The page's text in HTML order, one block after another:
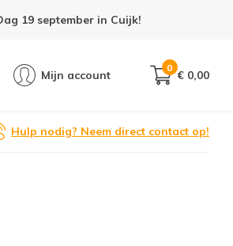
19 september in Cuijk!
Mijn account
0
€ 0,00
Hulp nodig? Neem direct contact op!